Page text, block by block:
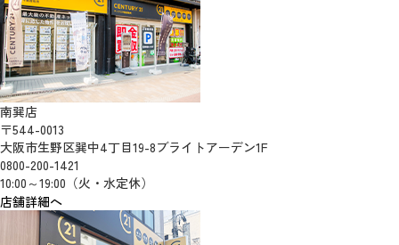
南巽店
〒544-0013
大阪市生野区巽中4丁目19-8ブライトアーデン1F
0800-200-1421
10:00～19:00（火・水定休）
店舗詳細へ